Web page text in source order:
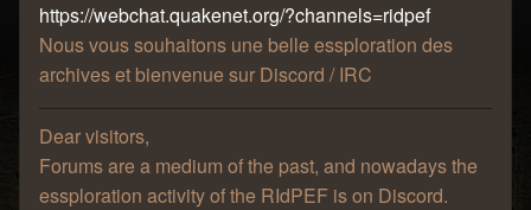
https://webchat.quakenet.org/?channels=ridpef
Nous vous souhaitons une belle essploration des
archives et bienvenue sur Discord / IRC
Dear visitors,
Forums are a medium of the past, and nowadays the
essploration activity of the RIdPEF is on Discord.